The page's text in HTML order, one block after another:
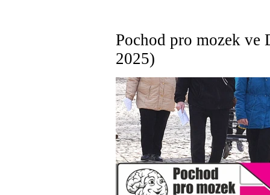
Pochod pro mozek ve
2025)